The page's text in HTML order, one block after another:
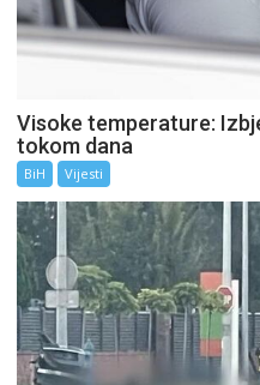
Visoke temperature:
tokom dana
BiH Vijesti